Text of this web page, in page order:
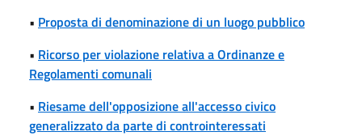
• Proposta di denominazione di un luogo pubblico
• Ricorso per violazione relativa a Ordinanze e
Regolamenti comunali
• Riesame dell'opposizione all'accesso civico
generalizzato da parte di controinteressati